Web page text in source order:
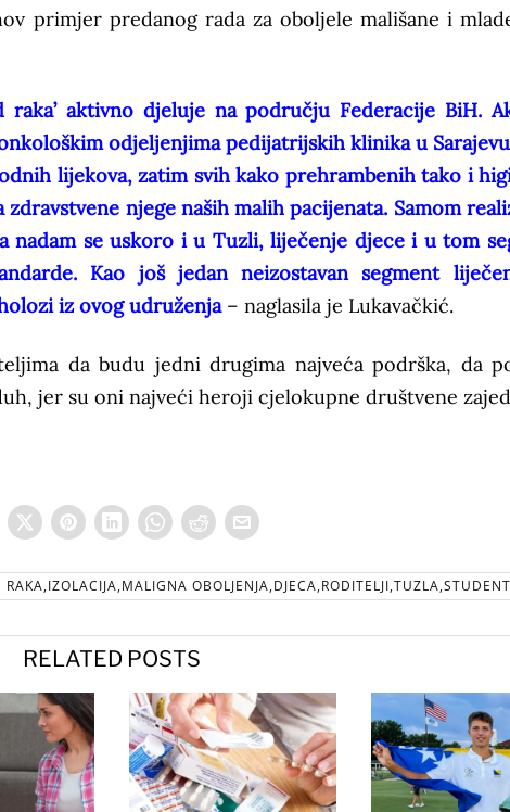
primjer predanog rada za oboljele mališane i
aktivno djeluje na području Federacije BiH.
odjeljenjima pedijatrijskih klinika u
lijekova, zatim svih kako prehrambenih tako i
njege naših malih pacijenata. Samom
nadam se uskoro i u Tuzli, liječenje djece i u tom
Kao još jedan neizostavan segment
iz ovog udruženja– naglasila je Lukavačkić.
da budu jedni drugima najveća podrška, da
jer su oni najveći heroji cjelokupne društvene
RELATED POSTS